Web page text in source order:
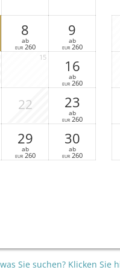
8
ab
EUR 260
9
ab
EUR 260
15
16
ab
EUR 260
22 23
ab
EUR 260
29
ab
EUR 260
30
ab
EUR 260
Sie suchen? Klicken Sie